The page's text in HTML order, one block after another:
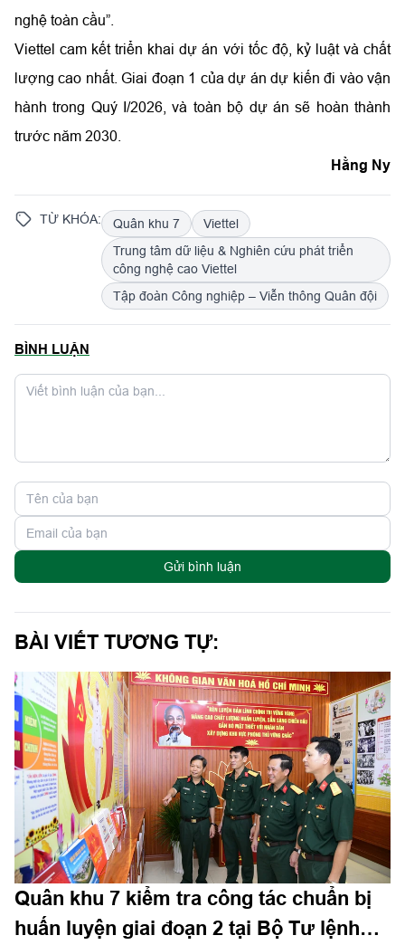
nghệ toàn cầu”.
Viettel cam kết triển khai dự án với tốc độ, kỷ luật và chất
lượng cao nhất. Giai đoạn 1 của dự án dự kiến đi vào vận
hành trong Quý I/2026, và toàn bộ dự án sẽ hoàn thành
trước năm 2030.
Hằng Ny
TỪ KHÓA: Quân khu 7
Viettel
Trung tâm dữ liệu & Nghiên cứu phát triển
công nghệ cao Viettel
Tập đoàn Công nghiệp – Viễn thông Quân đội
BÌNH LUẬN
Gửi bình luận
BÀI VIẾT TƯƠNG TỰ:
Quân khu 7 kiểm tra công tác chuẩn bị
huấn luyện giai đoạn 2 tại Bộ Tư lệnh